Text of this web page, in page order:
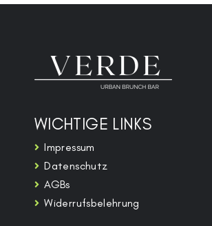
WICHTIGE LINKS
Impressum
Datenschutz
AGBs
Widerrufsbelehrung